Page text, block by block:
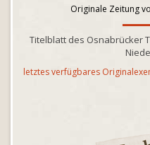
Originale Zeitung
Titelblatt des Osnabrücker
letztes verfügbares